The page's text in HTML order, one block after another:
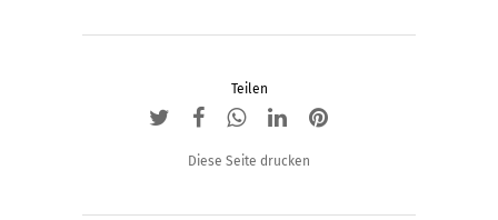
Teilen
Diese Seite drucken